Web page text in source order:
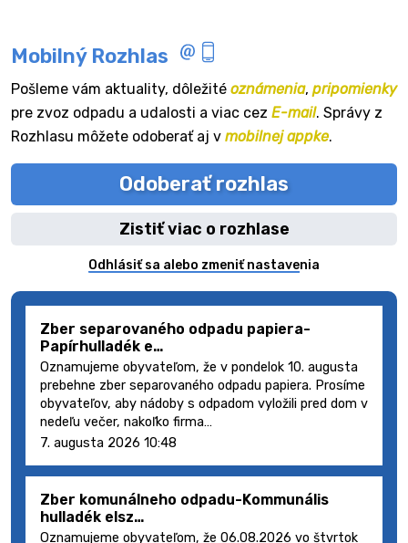
Mobilný Rozhlas
Pošleme vám aktuality, dôležité oznámenia, pripomienky
pre zvoz odpadu a udalosti a viac cez E-mail. Správy z
Rozhlasu môžete odoberať aj v mobilnej appke.
Odoberať rozhlas
Zistiť viac o rozhlase
Odhlásiť sa alebo zmeniť nastavenia
Zber separovaného odpadu papiera-
Papírhulladék e…
Oznamujeme obyvateľom, že v pondelok 10. augusta
prebehne zber separovaného odpadu papiera. Prosíme
obyvateľov, aby nádoby s odpadom vyložili pred dom v
nedeľu večer, nakoľko firma…
7. augusta 2026 10:48
Zber komunálneho odpadu-Kommunális
hulladék elsz…
Oznamujeme obyvateľom, že 06.08.2026 vo štvrtok